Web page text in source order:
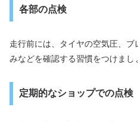
各部の点検
走行前には、タイヤの空気圧、
みなどを確認する習慣をつけまし
定期的なショップでの点検